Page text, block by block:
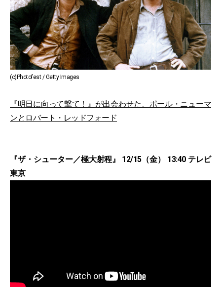
(c)Photofest / Getty Images
『明日に向って撃て！』が出会わせた、ポール・ニューマ
ンとロバート・レッドフォード
『ザ・シューター／極大射程』 12/15（金） 13:40 テレビ
東京